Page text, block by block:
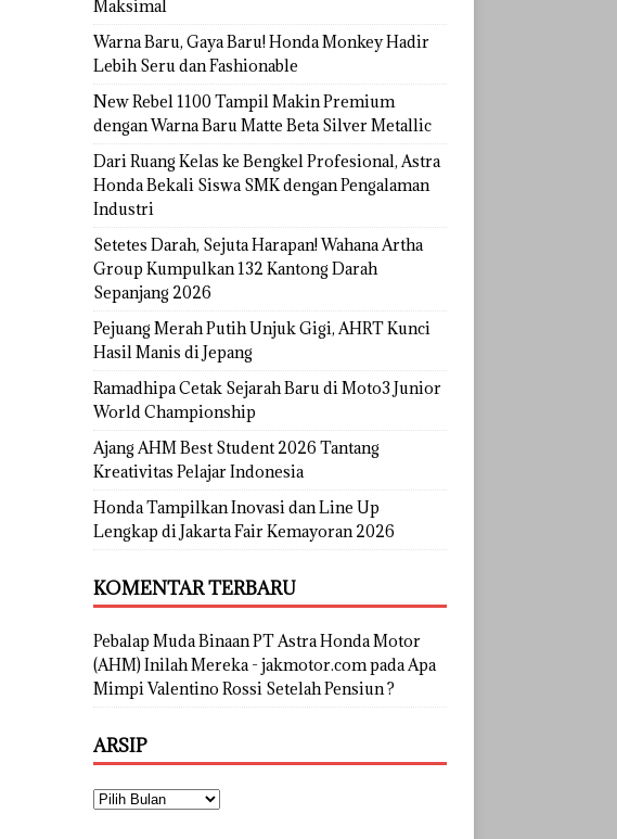
Maksimal
Warna Baru, Gaya Baru! Honda Monkey Hadir
Lebih Seru dan Fashionable
New Rebel 1100 Tampil Makin Premium
dengan Warna Baru Matte Beta Silver Metallic
Dari Ruang Kelas ke Bengkel Profesional, Astra
Honda Bekali Siswa SMK dengan Pengalaman
Industri
Setetes Darah, Sejuta Harapan! Wahana Artha
Group Kumpulkan 132 Kantong Darah
Sepanjang 2026
Pejuang Merah Putih Unjuk Gigi, AHRT Kunci
Hasil Manis di Jepang
Ramadhipa Cetak Sejarah Baru di Moto3 Junior
World Championship
Ajang AHM Best Student 2026 Tantang
Kreativitas Pelajar Indonesia
Honda Tampilkan Inovasi dan Line Up
Lengkap di Jakarta Fair Kemayoran 2026
KOMENTAR TERBARU
Pebalap Muda Binaan PT Astra Honda Motor
(AHM) Inilah Mereka - jakmotor.compadaApa
Mimpi Valentino Rossi Setelah Pensiun ?
ARSIP